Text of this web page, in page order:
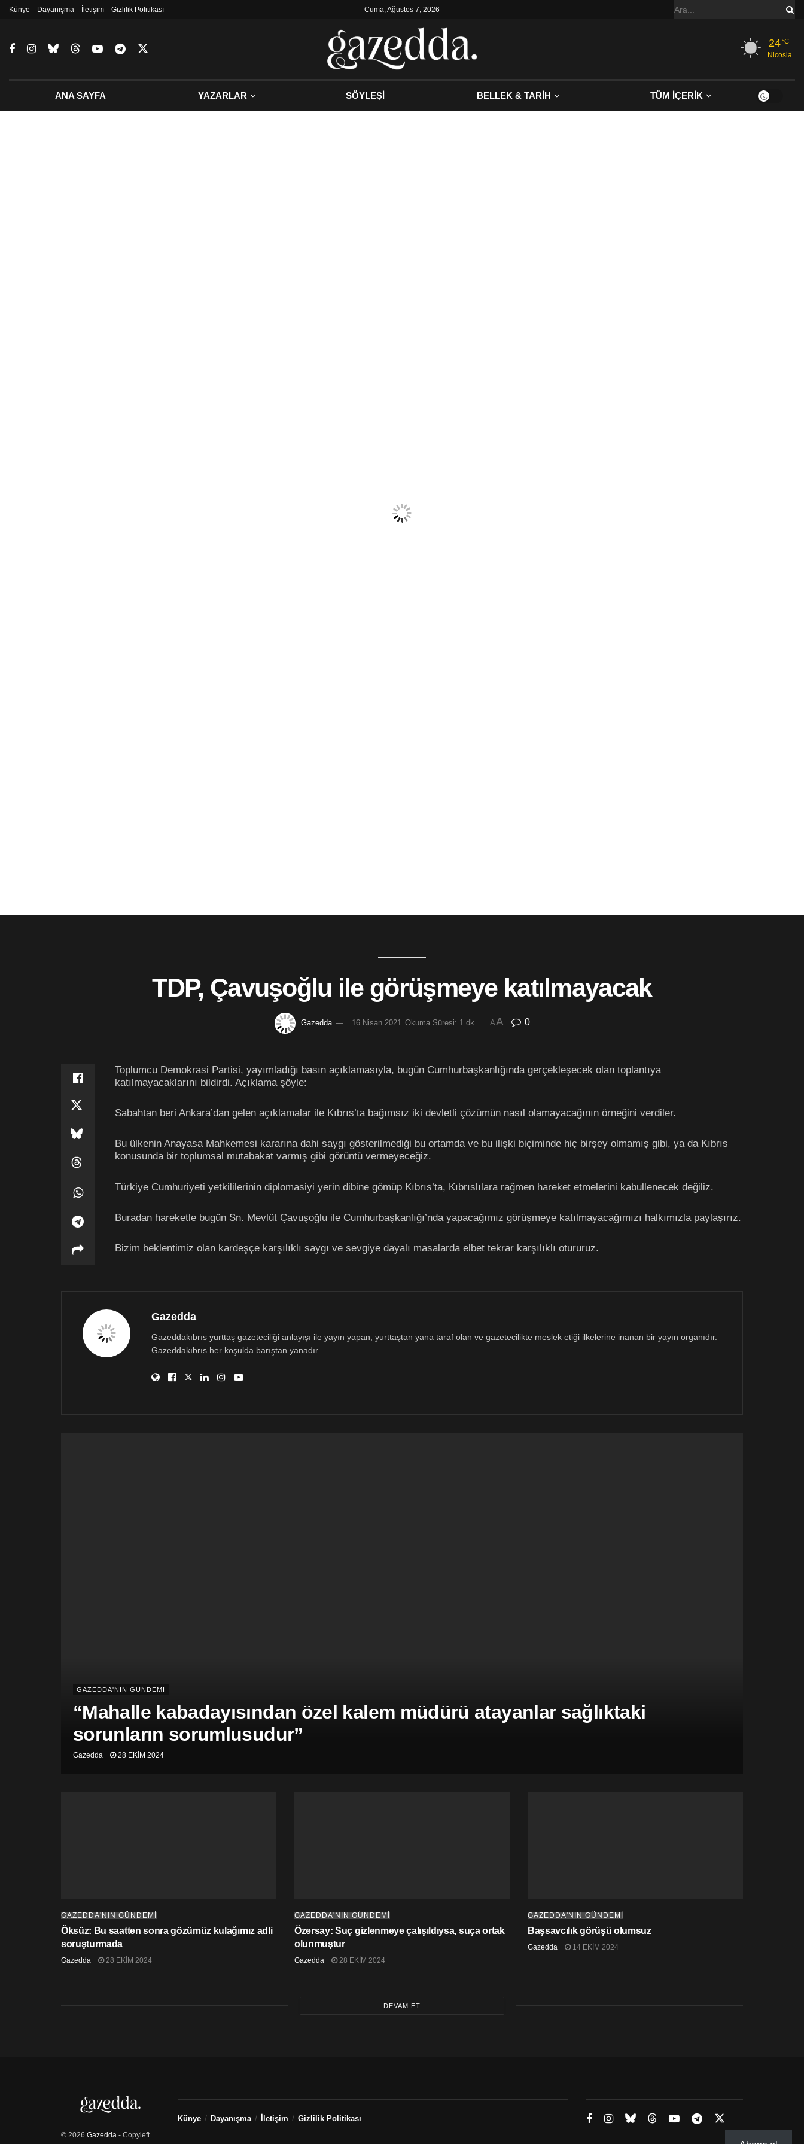
Künye Dayanışma İletişim Gizlilik Politikası Cuma, Ağustos 7, 2026
24°C
Nicosia
ANA SAYFA YAZARLAR SÖYLEŞİ BELLEK & TARİH TÜM İÇERİK
TDP, Çavuşoğlu ile görüşmeye katılmayacak
Gazedda 16 Nisan 2021 Okuma Süresi: 1 dk AA 0
Toplumcu Demokrasi Partisi, yayımladığı basın açıklamasıyla, bugün Cumhurbaşkanlığında gerçekleşecek olan toplantıya
katılmayacaklarını bildirdi. Açıklama şöyle:
Sabahtan beri Ankara’dan gelen açıklamalar ile Kıbrıs’ta bağımsız iki devletli çözümün nasıl olamayacağının örneğini verdiler.
Bu ülkenin Anayasa Mahkemesi kararına dahi saygı gösterilmediği bu ortamda ve bu ilişki biçiminde hiç birşey olmamış gibi, ya da Kıbrıs
konusunda bir toplumsal mutabakat varmış gibi görüntü vermeyeceğiz.
Türkiye Cumhuriyeti yetkililerinin diplomasiyi yerin dibine gömüp Kıbrıs’ta, Kıbrıslılara rağmen hareket etmelerini kabullenecek değiliz.
Buradan hareketle bugün Sn. Mevlüt Çavuşoğlu ile Cumhurbaşkanlığı’nda yapacağımız görüşmeye katılmayacağımızı halkımızla paylaşırız.
Bizim beklentimiz olan kardeşçe karşılıklı saygı ve sevgiye dayalı masalarda elbet tekrar karşılıklı otururuz.
Gazedda
Gazeddakıbrıs yurttaş gazeteciliği anlayışı ile yayın yapan, yurttaştan yana taraf olan ve gazetecilikte meslek etiği ilkelerine inanan bir yayın organıdır.
Gazeddakıbrıs her koşulda barıştan yanadır.
GAZEDDA'NIN GÜNDEMİ
“Mahalle kabadayısından özel kalem müdürü atayanlar sağlıktaki
sorunların sorumlusudur”
Gazedda 28 EKIM 2024
GAZEDDA'NIN GÜNDEMİ
Öksüz: Bu saatten sonra gözümüz kulağımız adli
soruşturmada
Gazedda 28 EKIM 2024
GAZEDDA'NIN GÜNDEMİ
Özersay: Suç gizlenmeye çalışıldıysa, suça ortak
olunmuştur
Gazedda 28 EKIM 2024
GAZEDDA'NIN GÜNDEMİ
Başsavcılık görüşü olumsuz
Gazedda 14 EKIM 2024
DEVAM ET
© 2026 Gazedda - Copyleft
Künye Dayanışma İletişim Gizlilik Politikası